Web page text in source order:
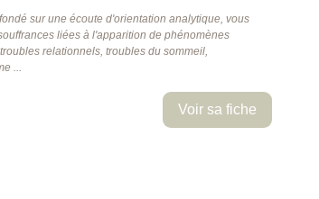
sur une écoute d'orientation analytique, vous
liées à l'apparition de phénomènes
relationnels, troubles du sommeil,
...
Voir sa fiche